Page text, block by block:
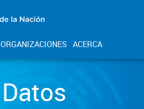
ORGANIZACIONES ACERCA
Datos